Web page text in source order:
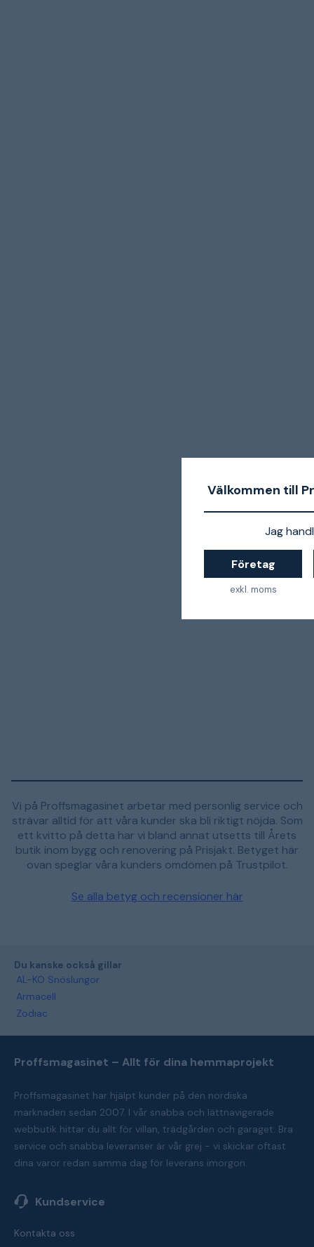
Välkommen till
Jag
Företag
exkl. moms
Vi på Proffsmagasinet arbetar med personlig service och
strävar alltid för att våra kunder ska bli riktigt nöjda. Som
ett kvitto på detta har vi bland annat utsetts till Årets
butik inom bygg och renovering på Prisjakt. Betyget här
ovan speglar våra kunders omdömen på Trustpilot.
Se alla betyg och recensioner här
Du kanske också gillar
AL-KO Snöslungor
Armacell
Zodiac
Proffsmagasinet – Allt för dina hemmaprojekt
Proffsmagasinet har hjälpt kunder på den nordiska
marknaden sedan 2007. I vår snabba och lättnavigerade
webbutik hittar du allt för villan, trädgården och garaget. Bra
service och snabba leveranser är vår grej - vi skickar oftast
dina varor redan samma dag för leverans imorgon.
Kundservice
Kontakta oss